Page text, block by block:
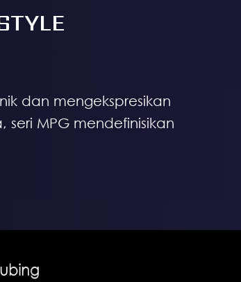
dan mengekspresikan
MPG mendefinisikan